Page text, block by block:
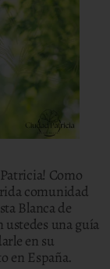
Como
comunidad
Blanca de
ustedes una guía
en su
en España.